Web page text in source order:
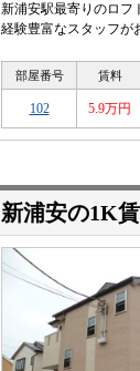
新浦安駅最寄りのロフ
経験豊富なスタッフが
部屋番号 賃料
102 5.9万円
新浦安の1K